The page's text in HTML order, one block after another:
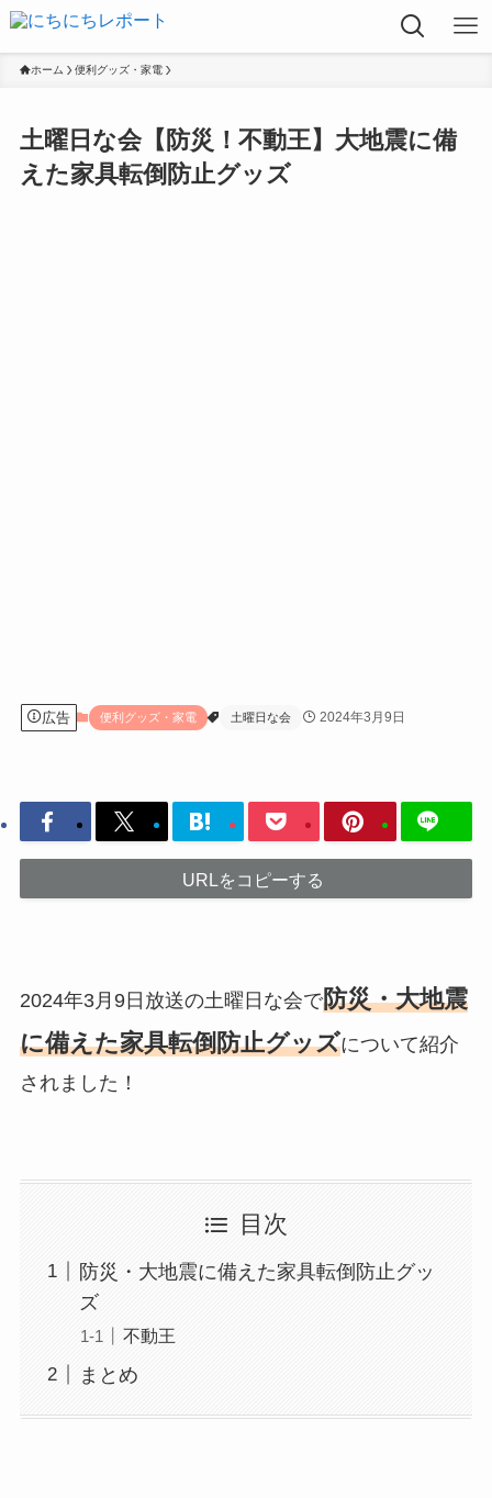
ホーム 便利グッズ・家電
土曜日な会【防災！不動王】大地震に備
えた家具転倒防止グッズ
広告 便利グッズ・家電 土曜日な会 2024年3月9日
URLをコピーする
2024年3月9日放送の土曜日な会で防災・大地震
に備えた家具転倒防止グッズについて紹介
されました！
目次
防災・大地震に備えた家具転倒防止グッ
ズ
不動王
まとめ